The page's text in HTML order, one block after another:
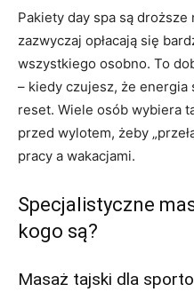
Pakiety day spa są
zazwyczaj opłacają się
wszystkiego osobno. To
– kiedy czujesz, że energia
reset. Wiele osób wybiera
przed wylotem, żeby
pracy a wakacjami.
Specjalistyczne
kogo są?
Masaż tajski dla